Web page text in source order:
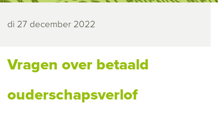
di 27 december 2022
Vragen over betaald
ouderschapsverlof